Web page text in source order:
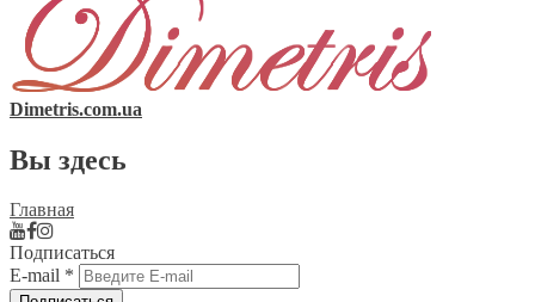
Dimetris.com.ua
Вы здесь
Главная
Подписаться
E-mail *